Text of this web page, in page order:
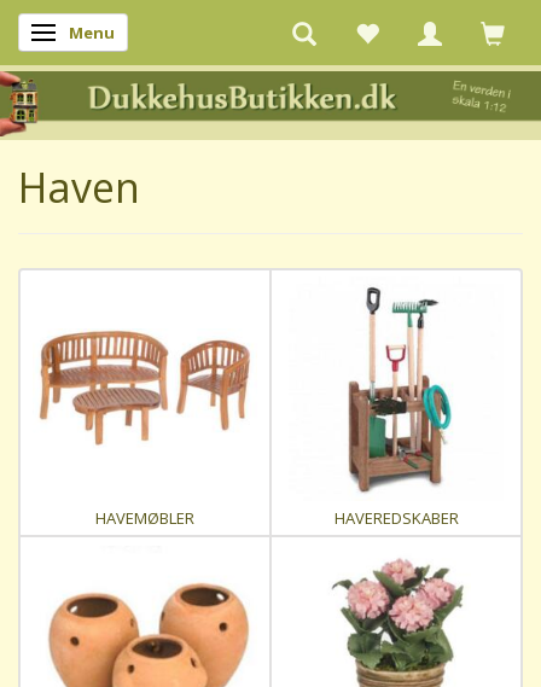
Skifte navigation
Menu
Haven
HAVEMØBLER HAVEREDSKABER